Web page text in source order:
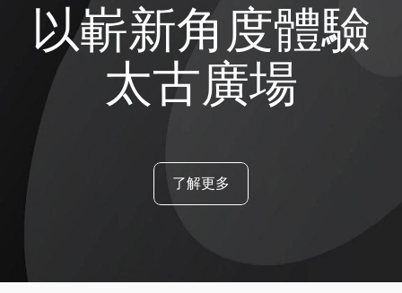
以嶄新角度體驗
太古廣場
了解更多